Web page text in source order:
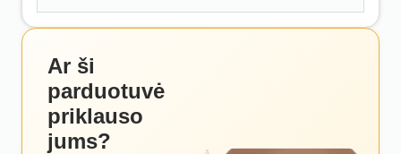
Ar ši
parduotuvė
priklauso
jums?